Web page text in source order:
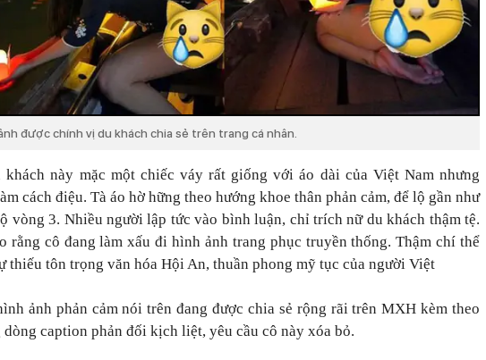
được chính vị du khách chia sẻ trên trang cá nhân.
khách này mặc một chiếc váy rất giống với áo dài của Việt Nam nhưng
cách điệu. Tà áo hờ hững theo hướng khoe thân phản cảm, để lộ gần như
vòng 3. Nhiều người lập tức vào bình luận, chỉ trích nữ du khách thậm tệ.
rằng cô đang làm xấu đi hình ảnh trang phục truyền thống. Thậm chí thể
thiếu tôn trọng văn hóa Hội An, thuần phong mỹ tục của người Việt
ảnh phản cảm nói trên đang được chia sẻ rộng rãi trên MXH kèm theo
dòng caption phản đối kịch liệt, yêu cầu cô này xóa bỏ.